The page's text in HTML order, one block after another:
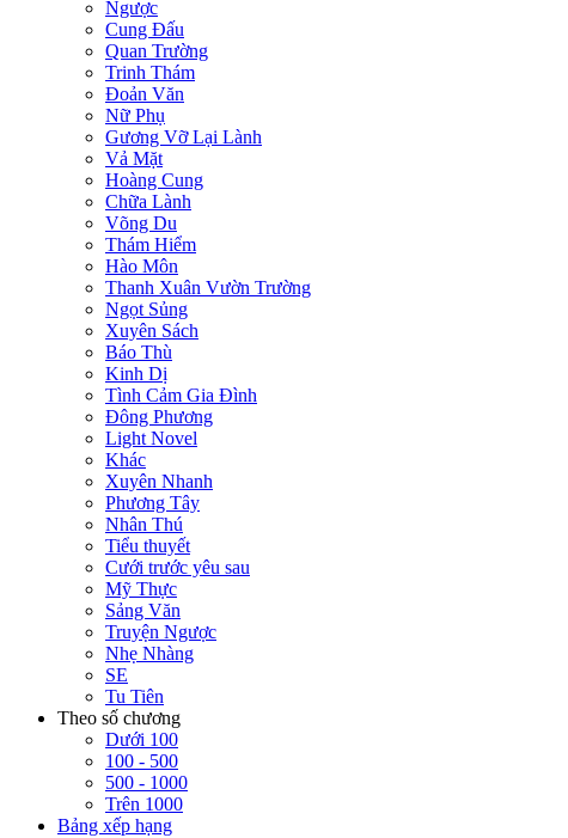
Ngược
Cung Đấu
Quan Trường
Trinh Thám
Đoản Văn
Nữ Phụ
Gương Vỡ Lại Lành
Vả Mặt
Hoàng Cung
Chữa Lành
Võng Du
Thám Hiểm
Hào Môn
Thanh Xuân Vườn Trường
Ngọt Sủng
Xuyên Sách
Báo Thù
Kinh Dị
Tình Cảm Gia Đình
Đông Phương
Light Novel
Khác
Xuyên Nhanh
Phương Tây
Nhân Thú
Tiểu thuyết
Cưới trước yêu sau
Mỹ Thực
Sảng Văn
Truyện Ngược
Nhẹ Nhàng
SE
Tu Tiên
Theo số chương
Dưới 100
100 - 500
500 - 1000
Trên 1000
Bảng xếp hạng